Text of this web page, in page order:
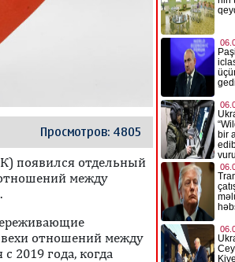
Просмотров: 4805
появился отдельный
между
отношений между
2019 года, когда